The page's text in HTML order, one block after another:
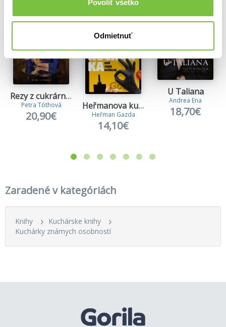
Povoliť všetko
Odmietnuť
Rezy z cukrárne Petry Tóthovej
Petra Tóthová
20,90€
Heřmanova kuchařka - Vař jako mišulin
Heřman Gazda
14,10€
U Taliana
Andrea Ena
18,70€
Zaradené v kategóriách
Knihy
Kuchárske knihy
Kuchárky známych osobností